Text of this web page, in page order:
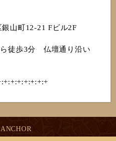
山町12-21 Fビル2F
徒歩3分 仏壇通り沿い